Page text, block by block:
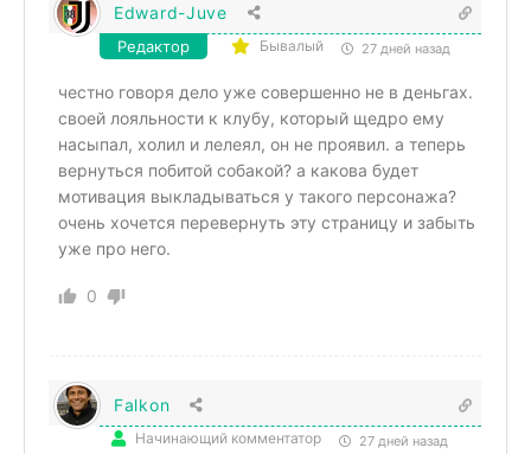
Edward-Juve
Редактор Бывалый 27 дней назад
честно говоря дело уже совершенно не в деньгах.
своей лояльности к клубу, который щедро ему
насыпал, холил и лелеял, он не проявил. а теперь
вернуться побитой собакой? а какова будет
мотивация выкладываться у такого персонажа?
очень хочется перевернуть эту страницу и забыть
уже про него.
0
Falkon
Начинающий комментатор 27 дней назад